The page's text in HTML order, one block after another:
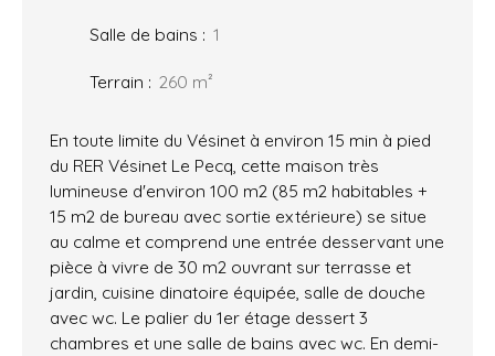
Salle de bains : 1
Terrain : 260 m²
En toute limite du Vésinet à environ 15 min à pied
du RER Vésinet Le Pecq, cette maison très
lumineuse d'environ 100 m2 (85 m2 habitables +
15 m2 de bureau avec sortie extérieure) se situe
au calme et comprend une entrée desservant une
pièce à vivre de 30 m2 ouvrant sur terrasse et
jardin, cuisine dinatoire équipée, salle de douche
avec wc. Le palier du 1er étage dessert 3
chambres et une salle de bains avec wc. En demi-